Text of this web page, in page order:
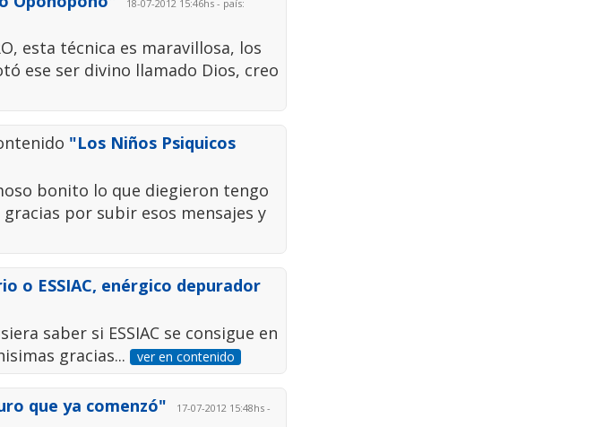
18-07-2012 15:46hs - país:
esta técnica es maravillosa, los
ese ser divino llamado Dios, creo
"Los Niños Psiquicos
bonito lo que diegieron tengo
por subir esos mensajes y
o ESSIAC, enérgico depurador
saber si ESSIAC se consigue en
gracias... ver en contenido
que ya comenzó"
17-07-2012 15:48hs -